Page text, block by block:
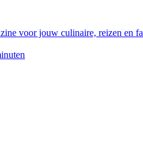
voor jouw culinaire, reizen en